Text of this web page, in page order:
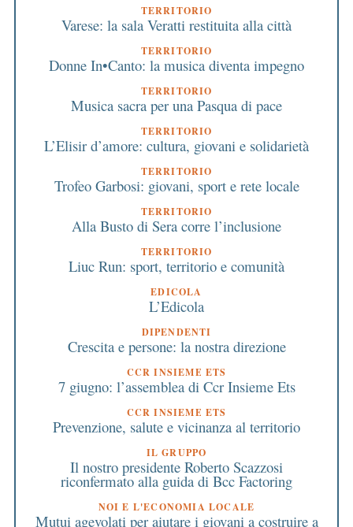
TERRITORIO
Varese: la sala Veratti restituita alla città
TERRITORIO
Donne In•Canto: la musica diventa impegno
TERRITORIO
Musica sacra per una Pasqua di pace
TERRITORIO
L’Elisir d’amore: cultura, giovani e solidarietà
TERRITORIO
Trofeo Garbosi: giovani, sport e rete locale
TERRITORIO
Alla Busto di Sera corre l’inclusione
TERRITORIO
Liuc Run: sport, territorio e comunità
EDICOLA
L’Edicola
DIPENDENTI
Crescita e persone: la nostra direzione
CCR INSIEME ETS
7 giugno: l’assemblea di Ccr Insieme Ets
CCR INSIEME ETS
Prevenzione, salute e vicinanza al territorio
IL GRUPPO
Il nostro presidente Roberto Scazzosi
riconfermato alla guida di Bcc Factoring
NOI E L'ECONOMIA LOCALE
Mutui agevolati per aiutare i giovani a costruire a